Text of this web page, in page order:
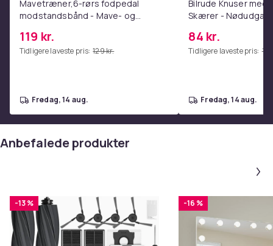
Mavetræner,6-rørs fodpedal
modstandsbånd - Mave- og
hjemmetræningscenter Pink
119 kr.
Tidligere laveste pris: 129 kr.
fredag, 14 aug.
Bilrude Knuser med
Skærer -
Red
84 kr.
Tidligere laveste pris:
fredag, 14 aug.
Anbefalede produkter
-13 % -16 %